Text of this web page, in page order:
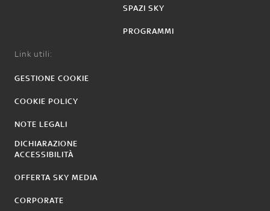
SPAZI SKY
PROGRAMMI
Link utili:
GESTIONE COOKIE
COOKIE POLICY
NOTE LEGALI
DICHIARAZIONE
ACCESSIBILITÀ
OFFERTA SKY MEDIA
CORPORATE